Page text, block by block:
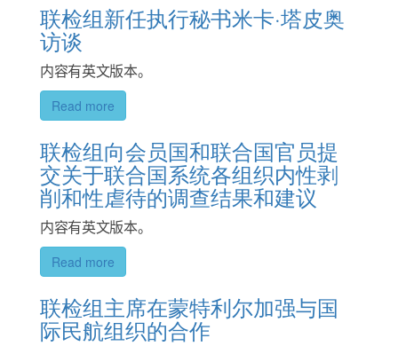
联检组新任执行秘书米卡·塔皮奥
访谈
内容有英文版本。
Read more
联检组向会员国和联合国官员提
交关于联合国系统各组织内性剥
削和性虐待的调查结果和建议
内容有英文版本。
Read more
联检组主席在蒙特利尔加强与国
际民航组织的合作